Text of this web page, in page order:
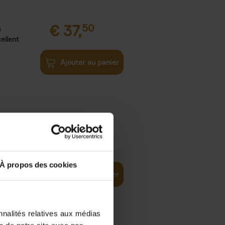
À propos des cookies
relatives aux médias
€ 37,50
Ajouter au panier
world 29,99
Ajouter au panier